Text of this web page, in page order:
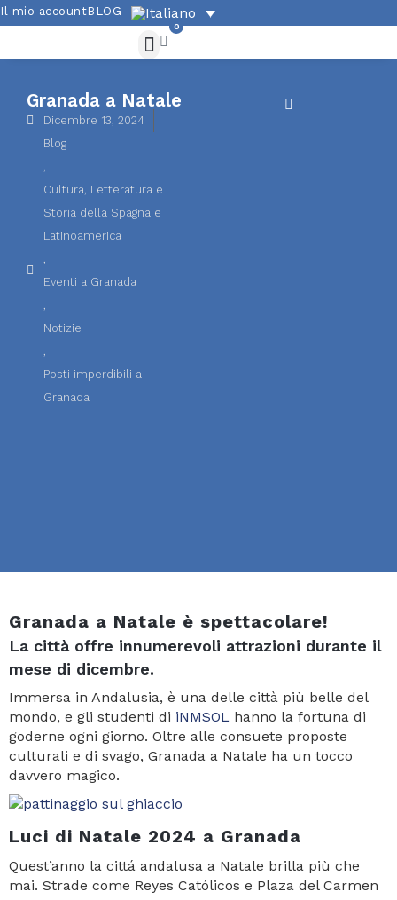
Il mio accountBLOG
0
Granada a Natale
Dicembre 13, 2024
Blog
,
Cultura, Letteratura e
Storia della Spagna e
Latinoamerica
,
Eventi a Granada
,
Notizie
,
Posti imperdibili a
Granada
Granada a Natale è spettacolare!
La città offre innumerevoli attrazioni durante il
mese di dicembre.
Immersa in Andalusia, è una delle città più belle del
mondo, e gli studenti di iNMSOL hanno la fortuna di
goderne ogni giorno. Oltre alle consuete proposte
culturali e di svago, Granada a Natale ha un tocco
davvero magico.
Luci di Natale 2024 a Granada
Quest’anno la cittá andalusa a Natale brilla più che
mai. Strade come Reyes Católicos e Plaza del Carmen